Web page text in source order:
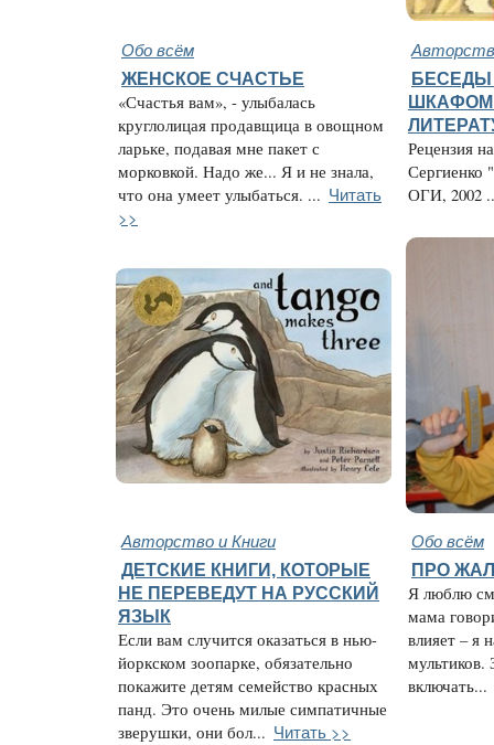
Обо всём
ЖЕНСКОЕ СЧАСТЬЕ
«Счастья вам», - улыбалась
круглолицая продавщица в овощном
ларьке, подавая мне пакет с
морковкой. Надо же... Я и не знала,
что она умеет улыбаться. ... Читать
>>
ШКАФОМ
Рецензия
Сергиенко
ОГИ, 2002
Авторство и Книги Обо всём
ДЕТСКИЕ КНИГИ, КОТОРЫЕ
НЕ ПЕРЕВЕДУТ НА РУССКИЙ
ЯЗЫК
Если вам случится оказаться в нью-
йоркском зоопарке, обязательно
покажите детям семейство красных
панд. Это очень милые симпатичные
зверушки, они бол... Читать >>
ПРО
Я люблю
мама
влияет – я
мультиков.
включать...